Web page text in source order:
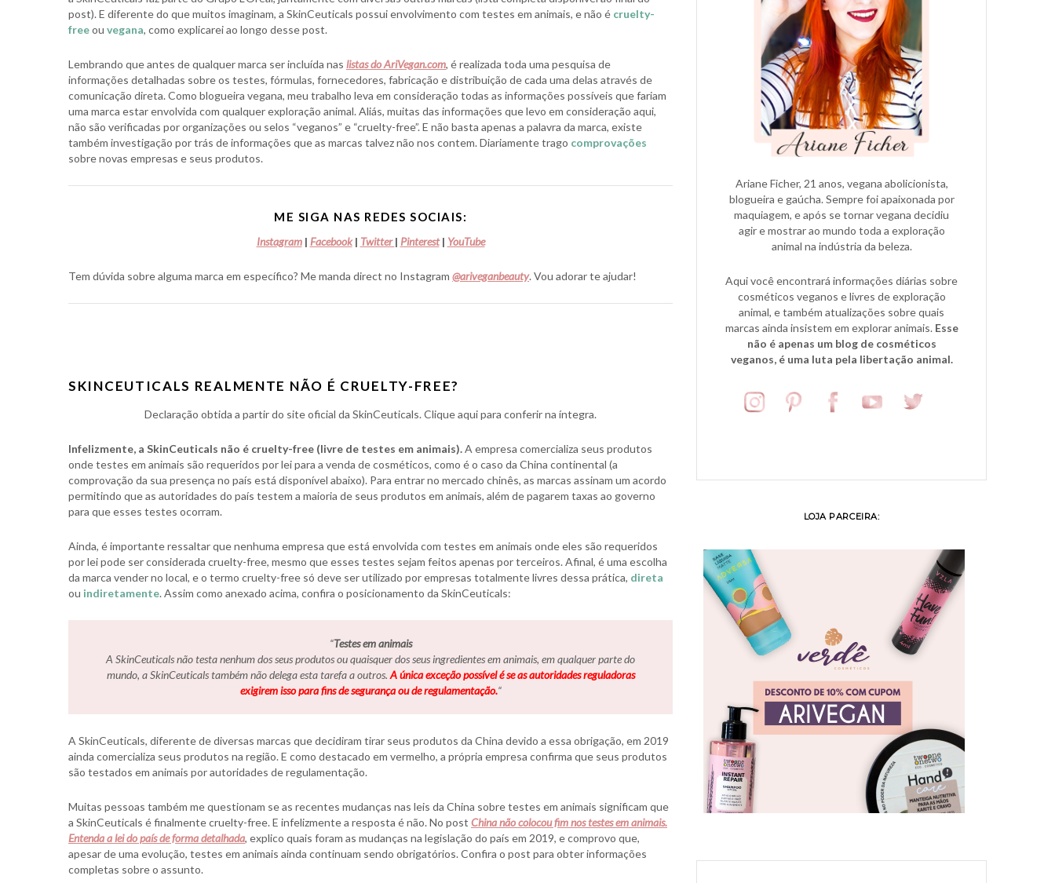
post). E diferente do que muitos imaginam, a SkinCeuticals possui envolvimento com testes em animais, e não é cruelty-
freeou vegana, como explicarei ao longo desse post.
Lembrando que antes de qualquer marca ser incluída nas listas do AriVegan.com, é realizada toda uma pesquisa de
informações detalhadas sobre os testes, fórmulas, fornecedores, fabricação e distribuição de cada uma delas através de
comunicação direta. Como blogueira vegana, meu trabalho leva em consideração todas as informações possíveis que fariam
uma marca estar envolvida com qualquer exploração animal. Aliás, muitas das informações que levo em consideração aqui,
não são verificadas por organizações ou selos “veganos” e “cruelty-free”. E não basta apenas a palavra da marca, existe
também investigação por trás de informações que as marcas talvez não nos contem. Diariamente trago comprovações
sobre novas empresas e seus produtos.
ME SIGA NAS REDES SOCIAIS:
Instagram| Facebook| Twitter| Pinterest| YouTube
Tem dúvida sobre alguma marca em específico? Me manda direct no Instagram @ariveganbeauty. Vou adorar te ajudar!
SKINCEUTICALS REALMENTE NÃO É CRUELTY-FREE?
Declaração obtida a partir do site oficial da SkinCeuticals. Clique aqui para conferir na íntegra.
Infelizmente, a SkinCeuticals não é cruelty-free (livre de testes em animais).A empresa comercializa seus produtos
onde testes em animais são requeridos por lei para a venda de cosméticos, como é o caso da China continental (a
comprovação da sua presença no país está disponível abaixo). Para entrar no mercado chinês, as marcas assinam um acordo
permitindo que as autoridades do país testem a maioria de seus produtos em animais, além de pagarem taxas ao governo
para que esses testes ocorram.
Ainda, é importante ressaltar que nenhuma empresa que está envolvida com testes em animais onde eles são requeridos
por lei pode ser considerada cruelty-free, mesmo que esses testes sejam feitos apenas por terceiros. Afinal, é uma escolha
da marca vender no local, e o termo cruelty-free só deve ser utilizado por empresas totalmente livres dessa prática, direta
ou indiretamente. Assim como anexado acima, confira o posicionamento da SkinCeuticals:
“Testes em animais
A SkinCeuticals não testa nenhum dos seus produtos ou quaisquer dos seus ingredientes em animais, em qualquer parte do
mundo, a SkinCeuticals também não delega esta tarefa a outros. A única exceção possível é se as autoridades reguladoras
exigirem isso para fins de segurança ou de regulamentação.“
A SkinCeuticals, diferente de diversas marcas que decidiram tirar seus produtos da China devido a essa obrigação, em 2019
ainda comercializa seus produtos na região. E como destacado em vermelho, a própria empresa confirma que seus produtos
são testados em animais por autoridades de regulamentação.
Muitas pessoas também me questionam se as recentes mudanças nas leis da China sobre testes em animais significam que
a SkinCeuticals é finalmente cruelty-free. E infelizmente a resposta é não. No post China não colocou fim nos testes em animais.
Entenda a lei do país de forma detalhada, explico quais foram as mudanças na legislação do país em 2019, e comprovo que,
apesar de uma evolução, testes em animais ainda continuam sendo obrigatórios. Confira o post para obter informações
completas sobre o assunto.
Ariane Ficher, 21 anos, vegana abolicionista,
blogueira e gaúcha. Sempre foi apaixonada por
maquiagem, e após se tornar vegana decidiu
agir e mostrar ao mundo toda a exploração
animal na indústria da beleza.
Aqui você encontrará informações diárias sobre
cosméticos veganos e livres de exploração
animal, e também atualizações sobre quais
marcas ainda insistem em explorar animais. Esse
não é apenas um blog de cosméticos
veganos, é uma luta pela libertação animal.
LOJA PARCEIRA: